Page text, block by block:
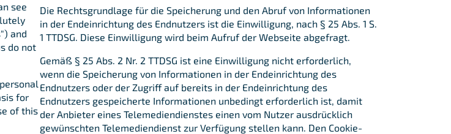
see
and
do not
for
of this
Die Rechtsgrundlage für die Speicherung und den Abruf von Informationen
in der Endeinrichtung des Endnutzers ist die Einwilligung, nach § 25 Abs. 1 S.
1 TTDSG. Diese Einwilligung wird beim Aufruf der Webseite abgefragt.
Gemäß § 25 Abs. 2 Nr. 2 TTDSG ist eine Einwilligung nicht erforderlich,
wenn die Speicherung von Informationen in der Endeinrichtung des
Endnutzers oder der Zugriff auf bereits in der Endeinrichtung des
Endnutzers gespeicherte Informationen unbedingt erforderlich ist, damit
der Anbieter eines Telemediendienstes einen vom Nutzer ausdrücklich
gewünschten Telemediendienst zur Verfügung stellen kann. Den Cookie-